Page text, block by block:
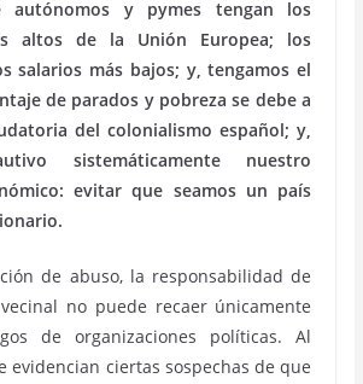
autónomos y pymes tengan los
altos de la Unión Europea; los
salarios más bajos; y, tengamos el
de parados y pobreza se debe a
del colonialismo español; y,
sistemáticamente nuestro
evitar que seamos un país
de abuso, la responsabilidad de
no puede recaer únicamente
de organizaciones políticas. Al
evidencian ciertas sospechas de que